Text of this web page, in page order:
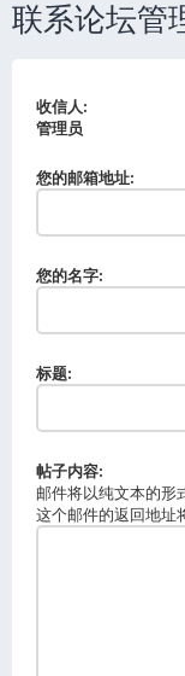
联系论坛管
收信人:
管理员
您的邮箱地址:
您的名字:
标题:
帖子内容:
邮件将以纯文本的形
这个邮件的返回地址